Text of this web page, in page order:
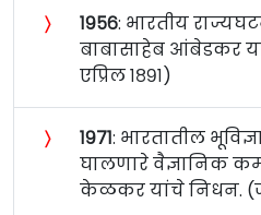
〉 १९५६: भारतीय
बाबासाहेब आंबेडकर
एप्रिल १८९१)
〉 १९७१: भारतातील
घालणारे वैज्ञानिक
केळकर यांचे निधन.